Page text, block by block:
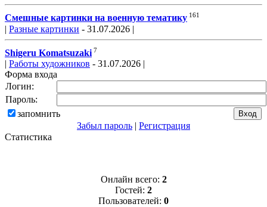
Смешные картинки на военную тематику 161
| Разные картинки - 31.07.2026 |
Shigeru Komatsuzaki 7
| Работы художников - 31.07.2026 |
Форма входа
Логин:
Пароль:
запомнить
Забыл пароль | Регистрация
Статистика
Онлайн всего: 2
Гостей: 2
Пользователей: 0